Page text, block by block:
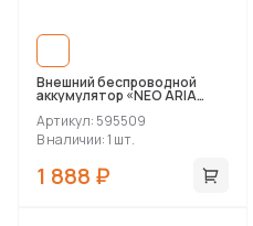
Внешний беспроводной
аккумулятор «NEO ARIA
WIRELESS», 12000 mAh
Артикул: 595509
В наличии: 1 шт.
1 888 ₽